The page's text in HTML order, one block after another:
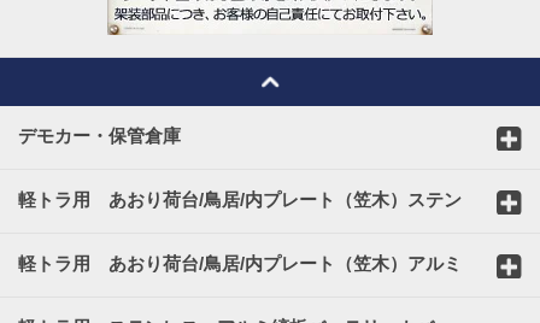
デモカー・保管倉庫
軽トラ用 あおり荷台/鳥居/内プレート（笠木）ステン
軽トラ用 あおり荷台/鳥居/内プレート（笠木）アルミ